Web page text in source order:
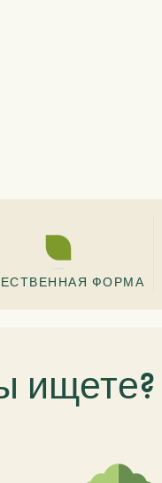
ФОРМА
ищете?